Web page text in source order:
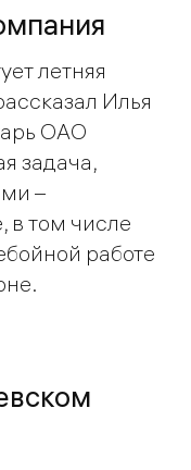
летняя
Илья
ОАО
задача,
–
в том числе
работе